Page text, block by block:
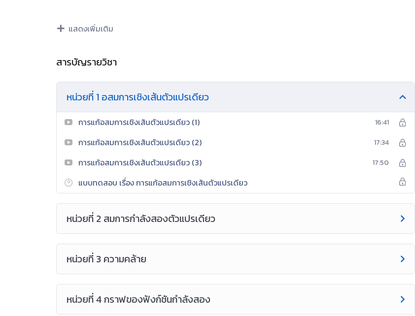
ความรู้เกี่ยวกับการแก้สมการกำลังสองตัวแปรเดียวไปใช้ในการแก้ปัญหา
กราฟฟังก์ชันกำลังสอง
สถิติ(3)ข้อมูลและวิเคราะห์ข้อมูลด้วยแผนภาพกล่อง
ในชีวิตจริง
จริง ทดลอง สรุป รายงาน เพื่อพัฒนาทักษะและกระบวนการในการคิดคำนวณ การแก้ปัญหาการให้เหตุผล การสื่อ
เพื่อให้นักเรียนนำประสบการณ์ด้านความรู้ ความคิดทักษะและกระบวนการที่ได้ไปใช้ในการเรียนรู้ สิ่งต่าง ๆ
และใช้ในชีวิตประจำวันอย่างสร้างสรรค์ รวมทั้งเห็นคุณค่าและมีเจตคติที่ดีต่อคณิตศาสตร์สามารถทำงานอย่างเป็น
ระบบระเบียบ มีความรอบคอบ มีความรับผิดชอบมีวิจารณญาณและมีความเชื่อมั่นในตนเอง การวัดและประเมินผลใช้
วิธีการที่หลากหลายตามสภาพความเป็นจริงให้สอดคล้องกับเนื้อหาและทักษะที่ต้องการวัด
( A – คุณลักษณะอันพึงประสงค์ / ค่านิยม/เจตคติที่ต้องการให้เกิดกับนักเรียน )
แสดงเพิ่มเติม
สารบัญรายวิชา
หน่วยที่ 1 อสมการเชิงเส้นตัวแปรเดียว
การแก้อสมการเชิงเส้นตัวแปรเดียว (1) 16:41
การแก้อสมการเชิงเส้นตัวแปรเดียว (2) 17:34
การแก้อสมการเชิงเส้นตัวแปรเดียว (3) 17:50
แบบทดสอบ เรื่อง การแก้อสมการเชิงเส้นตัวแปรเดียว
หน่วยที่ 2 สมการกำลังสองตัวแปรเดียว
หน่วยที่ 3 ความคล้าย
หน่วยที่ 4 กราฟของฟังก์ชันกำลังสอง